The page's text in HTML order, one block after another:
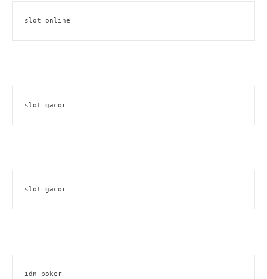
slot online
slot gacor
slot gacor
idn poker